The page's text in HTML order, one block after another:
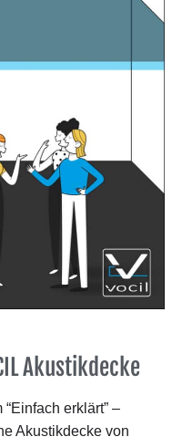
Akustikdecke
erklärt” –
Akustikdecke von